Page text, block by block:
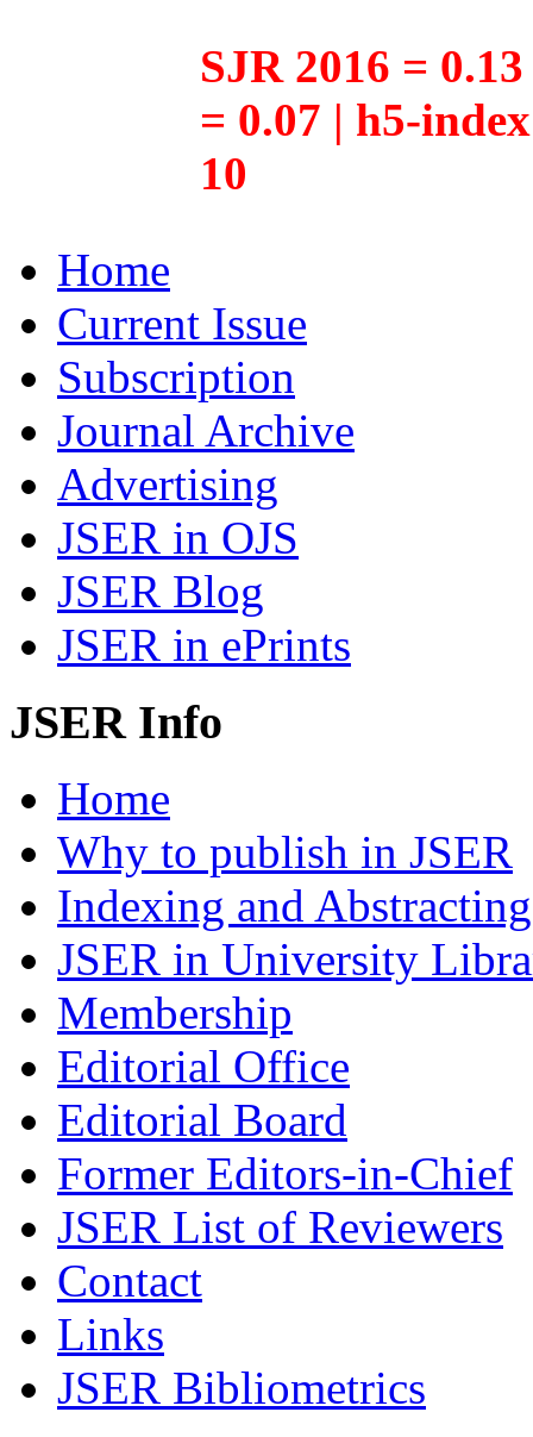
SJR 2016 =
= 0.07 | h5-
10
Home
Current Issue
Subscription
Journal Archive
Advertising
JSER in OJS
JSER Blog
JSER in ePrints
JSER Info
Home
Why to publish in JSER
Indexing and Abstracting
JSER in University
Membership
Editorial Office
Editorial Board
Former Editors-in-Chief
JSER List of Reviewers
Contact
Links
JSER Bibliometrics